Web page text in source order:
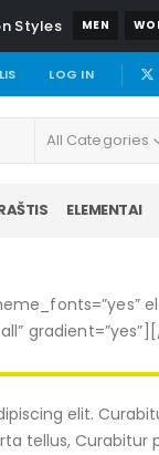
Styles MEN
LOG IN
All Categories
ELEMENTAI
elit.
tellus,